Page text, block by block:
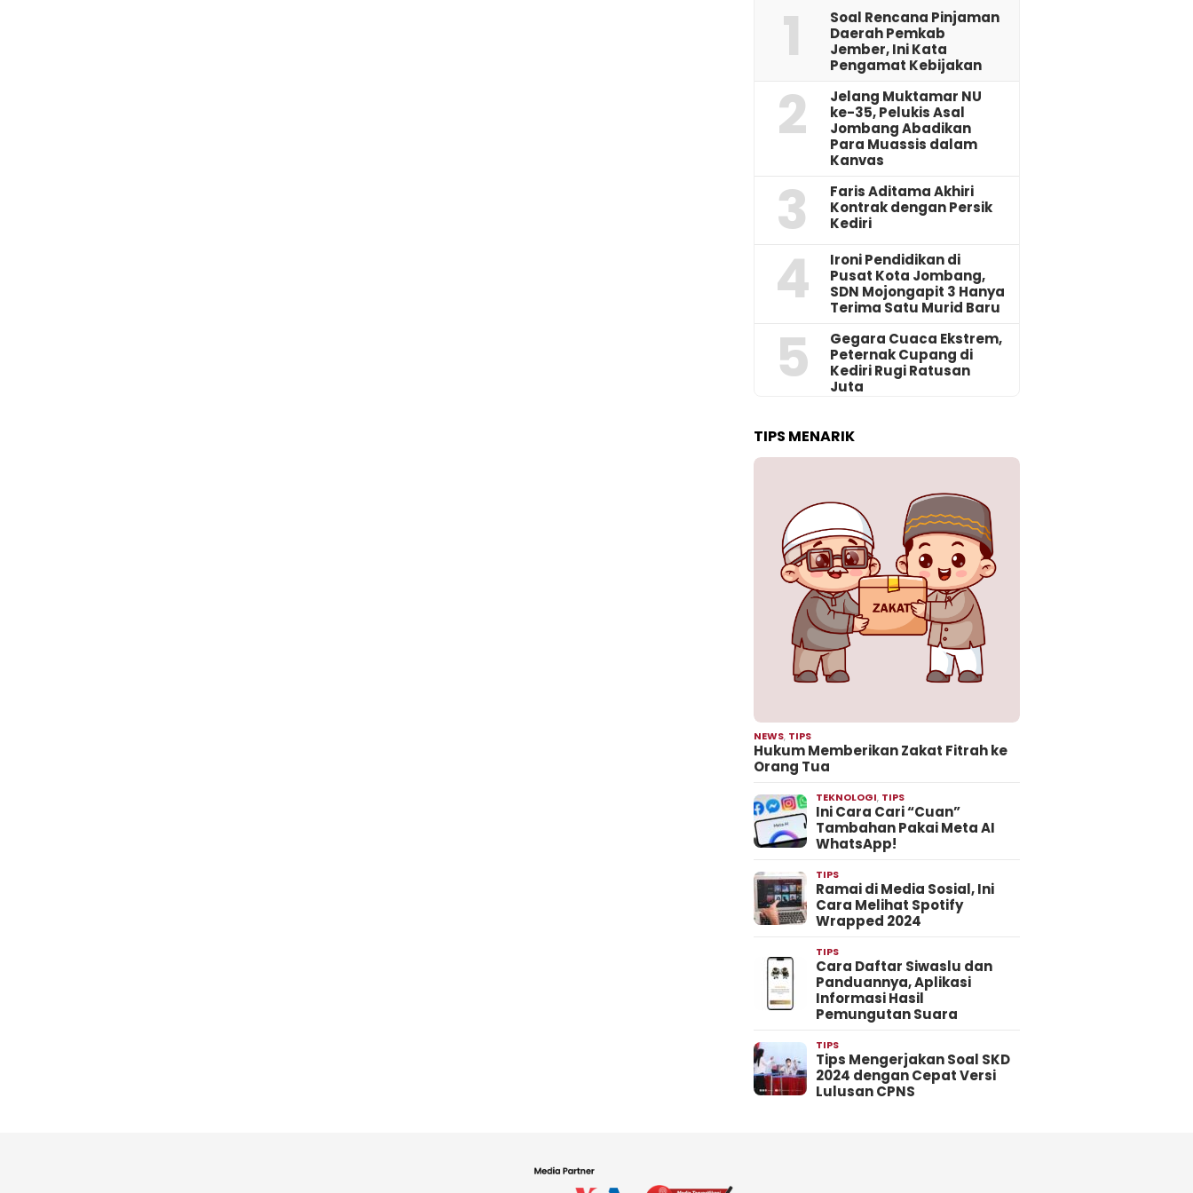
1
‎Soal Rencana Pinjaman
Daerah Pemkab
Jember, Ini Kata
Pengamat Kebijakan ‎
2
Jelang Muktamar NU
ke-35, Pelukis Asal
Jombang Abadikan
Para Muassis dalam
Kanvas
3
Faris Aditama Akhiri
Kontrak dengan Persik
Kediri
4
Ironi Pendidikan di
Pusat Kota Jombang,
SDN Mojongapit 3 Hanya
Terima Satu Murid Baru
5
‎Gegara Cuaca Ekstrem,
Peternak Cupang di
Kediri Rugi Ratusan
Juta
TIPS MENARIK
NEWS, TIPS
Hukum Memberikan Zakat Fitrah ke
Orang Tua
TEKNOLOGI, TIPS
Ini Cara Cari “Cuan”
Tambahan Pakai Meta AI
WhatsApp!
TIPS
Ramai di Media Sosial, Ini
Cara Melihat Spotify
Wrapped 2024
TIPS
Cara Daftar Siwaslu dan
Panduannya, Aplikasi
Informasi Hasil
Pemungutan Suara
TIPS
Tips Mengerjakan Soal SKD
2024 dengan Cepat Versi
Lulusan CPNS